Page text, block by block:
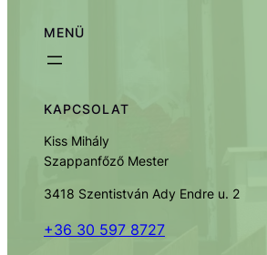
MENÜ
KAPCSOLAT
Kiss Mihály
Szappanfőző Mester
3418 Szentistván Ady Endre u. 2
+36 30 597 8727